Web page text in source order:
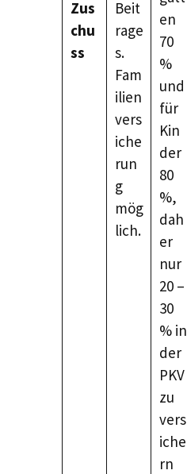
Zus
chu
ss
Beit
rage
s.
Fam
ilien
vers
iche
run
g
mög
lich.
en
70
%
und
für
Kin
der
80
%,
dah
er
nur
20 –
30
% in
der
PKV
zu
vers
iche
rn